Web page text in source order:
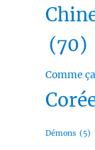
(70)
Comme
Démons (5)